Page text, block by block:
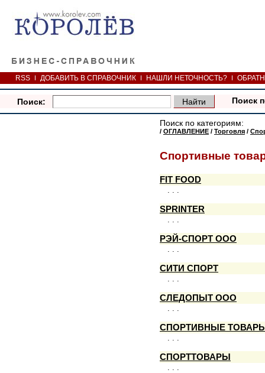
RSS ДОБАВИТЬ В СПРАВОЧНИК НАШЛИ НЕТОЧНОСТЬ?
Поиск: Поиск
Поиск по категориям:
/ ОГЛАВЛЕНИЕ / Торговля /
Спортивные
FIT FOOD
. . .
SPRINTER
. . .
РЭЙ-СПОРТ ООО
. . .
СИТИ СПОРТ
. . .
СЛЕДОПЫТ ООО
. . .
СПОРТИВНЫЕ
. . .
СПОРТТОВАРЫ
. . .